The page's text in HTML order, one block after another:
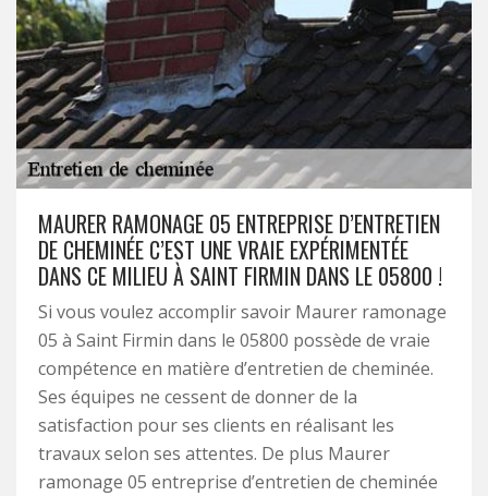
MAURER RAMONAGE 05 ENTREPRISE D’ENTRETIEN
DE CHEMINÉE C’EST UNE VRAIE EXPÉRIMENTÉE
DANS CE MILIEU À SAINT FIRMIN DANS LE 05800 !
Si vous voulez accomplir savoir Maurer ramonage
05 à Saint Firmin dans le 05800 possède de vraie
compétence en matière d’entretien de cheminée.
Ses équipes ne cessent de donner de la
satisfaction pour ses clients en réalisant les
travaux selon ses attentes. De plus Maurer
ramonage 05 entreprise d’entretien de cheminée